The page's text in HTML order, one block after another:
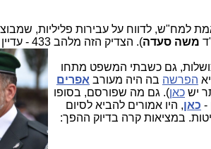
ב"תיק 4000", שהתקשר בזמן אמת למח"ש, לדווח על עבירות
משה סעדה). הצדיק הזה מלהב 433 - עדיין אנונימי.
כושלות, גם כשבתי המשפט מתחו
הפרשה בה היה מעורב אפרים
יש כאן). גם מה שפורסם, בסופו
- כאן, היו אמורים להביא לסיום
במציאות קרה בדיוק ההפך: